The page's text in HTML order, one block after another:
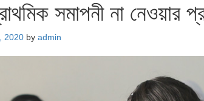
সমাপনী না নেওয়ার
2020 by admin